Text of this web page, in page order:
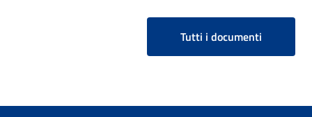
Tutti i documenti